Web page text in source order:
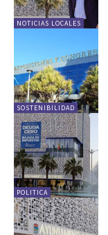
NOTICIAS LOCALES
SOSTENIBILIDAD
POLITICA